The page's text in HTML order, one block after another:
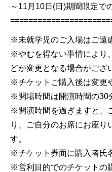
～11月10日(日)期間限定で
※未就学児のご入場はご遠
※やむを得ない事情により
どが変更となる場合がござ
※チケットご購入後は変更
※開場時間は開演時間の30
※開演時間を過ぎますと、
り、ご自分のお席にお座り
す。
※チケット券面に購入者氏
※営利目的でのチケットの